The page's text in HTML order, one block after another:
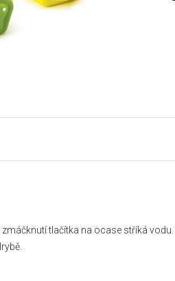
tlačítka na ocase stříká